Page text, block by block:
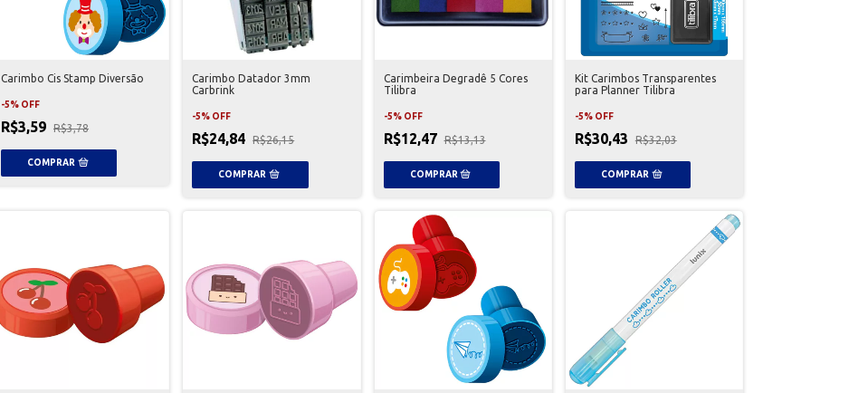
Carimbo Cis Stamp Diversão
-5% OFF
R$3,59 R$3,78
Carimbo Datador 3mm
Carbrink
-5% OFF
R$24,84 R$26,15
Carimbeira Degradê 5 Cores
Tilibra
-5% OFF
R$12,47 R$13,13
Kit Carimbos Transparentes
para Planner Tilibra
-5% OFF
R$30,43 R$32,03